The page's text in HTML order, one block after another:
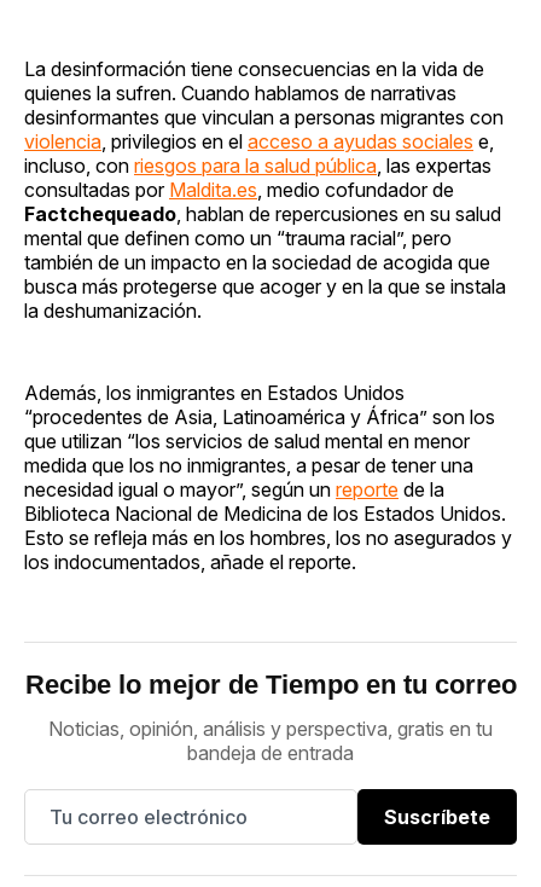
La desinformación tiene consecuencias en la vida de
quienes la sufren. Cuando hablamos de narrativas
desinformantes que vinculan a personas migrantes con
violencia , privilegios en el acceso a ayudas sociales e,
incluso, con riesgos para la salud pública , las expertas
consultadas por Maldita.es , medio cofundador de
Factchequeado , hablan de repercusiones en su salud
mental que definen como un “trauma racial”, pero
también de un impacto en la sociedad de acogida que
busca más protegerse que acoger y en la que se instala
la deshumanización.
Además, los inmigrantes en Estados Unidos
“procedentes de Asia, Latinoamérica y África” son los
que utilizan “los servicios de salud mental en menor
medida que los no inmigrantes, a pesar de tener una
necesidad igual o mayor”, según un reporte de la
Biblioteca Nacional de Medicina de los Estados Unidos.
Esto se refleja más en los hombres, los no asegurados y
los indocumentados, añade el reporte.
Recibe lo mejor de Tiempo en tu correo
Noticias, opinión, análisis y perspectiva, gratis en tu
bandeja de entrada
Suscríbete